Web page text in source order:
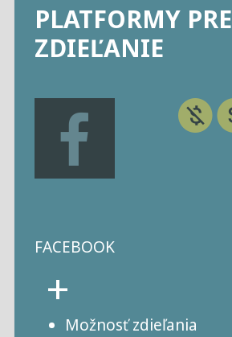
PLATFORMY PRE
ZDIEĽANIE
FACEBOOK
+
Možnosť zdieľania